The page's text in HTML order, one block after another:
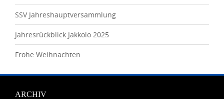
SSV Jahreshauptversammlung
Jahresrückblick Jakkolo 2025
Frohe Weihnachten
ARCHIV